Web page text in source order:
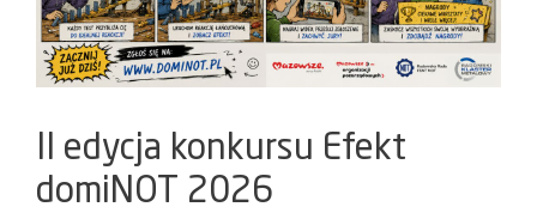
II edycja konkursu Efekt
domiNOT 2026